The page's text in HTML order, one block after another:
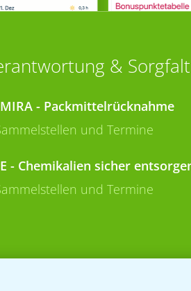
& Sorgfalt
- Packmittelrücknahme
und Termine
- Chemikalien sicher
und Termine